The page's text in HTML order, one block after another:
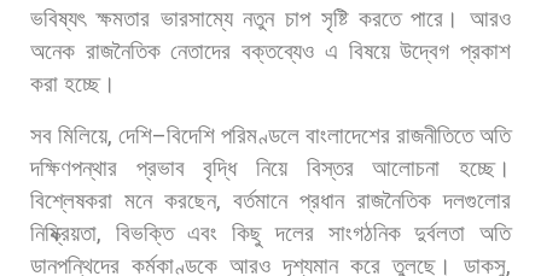
ভবিষ্যৎ ক্ষমতার ভারসাম্যে নতুন চাপ সৃষ্টি করতে পারে।
আরও
অনেক রাজনৈতিক নেতাদের বক্তব্যেও এ বিষয়ে উদ্বেগ প্রকাশ
করা হচ্ছে।
সব মিলিয়ে, দেশি–বিদেশি পরিমণ্ডলে বাংলাদেশের রাজনীতিতে অতি
দক্ষিণপন্থার
প্রভাব বৃদ্ধি নিয়ে বিস্তর আলোচনা
হচ্ছে।
বিশ্লেষকরা মনে করছেন, বর্তমানে প্রধান রাজনৈতিক দলগুলোর
নিষ্ক্রিয়তা, বিভক্তি এবং কিছু দলের সাংগঠনিক দুর্বলতা অতি
ডানপন্থিদের কর্মকাণ্ডকে আরও দৃশ্যমান করে তুলছে। ডাকসু,